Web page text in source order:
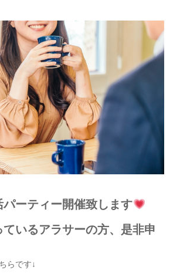
パーティー開催致します
いるアラサーの方、是非申
らです↓